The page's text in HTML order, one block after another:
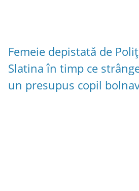
Femeie depistată de
Slatina în timp ce
un presupus copil